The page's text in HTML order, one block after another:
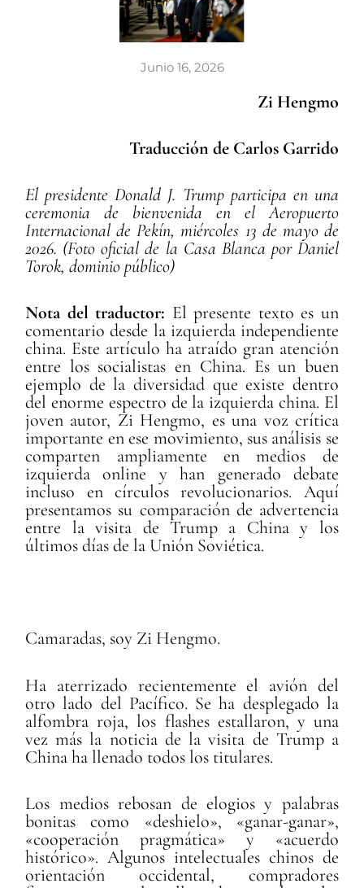
Junio 16, 2026
Zi Hengmo
Traducción de Carlos Garrido
El presidente Donald J. Trump participa en una
ceremonia de bienvenida en el Aeropuerto
Internacional de Pekín, miércoles 13 de mayo de
2026. (Foto oficial de la Casa Blanca por Daniel
Torok, dominio público)
Nota del traductor: El presente texto es un
comentario desde la izquierda independiente
china. Este artículo ha atraído gran atención
entre los socialistas en China. Es un buen
ejemplo de la diversidad que existe dentro
del enorme espectro de la izquierda china. El
joven autor, Zi Hengmo, es una voz crítica
importante en ese movimiento, sus análisis se
comparten ampliamente en medios de
izquierda online y han generado debate
incluso en círculos revolucionarios. Aquí
presentamos su comparación de advertencia
entre la visita de Trump a China y los
últimos días de la Unión Soviética.
Camaradas, soy Zi Hengmo.
Ha aterrizado recientemente el avión del
otro lado del Pacífico. Se ha desplegado la
alfombra roja, los flashes estallaron, y una
vez más la noticia de la visita de Trump a
China ha llenado todos los titulares.
Los medios rebosan de elogios y palabras
bonitas como «deshielo», «ganar-ganar»,
«cooperación pragmática» y «acuerdo
histórico». Algunos intelectuales chinos de
orientación occidental, compradores